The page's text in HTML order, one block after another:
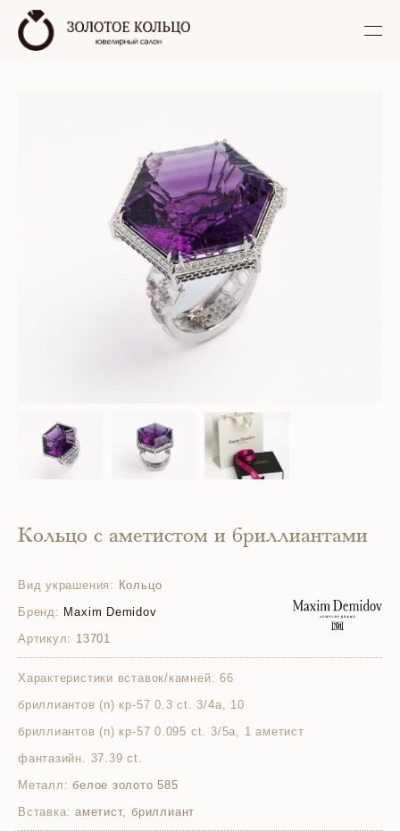
Кольцо с аметистом и бриллиантами
Вид украшения: Кольцо
Бренд: Maxim Demidov
Артикул: 13701
Характеристики вставок/камней: 66
бриллиантов (n) кр-57 0.3 ct. 3/4а, 10
бриллиантов (n) кр-57 0.095 ct. 3/5а, 1 аметист
фантазийн. 37.39 ct.
Металл: белое золото 585
Вставка: аметист, бриллиант